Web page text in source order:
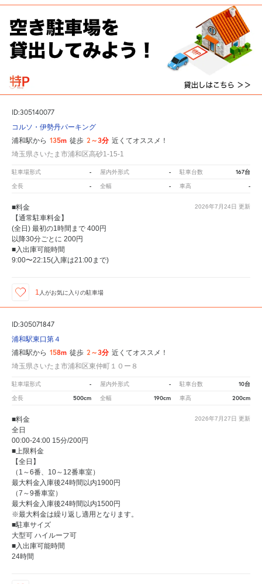
ID:305140077
コルソ・伊勢丹パーキング
浦和駅から 135m 徒歩 2～3分 近くてオススメ！
埼玉県さいたま市浦和区高砂1-15-1
駐車場形式 - 屋内外形式 - 駐車台数 167台
全長 - 全幅 - 車高 -
2026年7月24日 更新
■料金
【通常駐車料金】
(全日) 最初の1時間まで 400円
以降30分ごとに 200円
■入出庫可能時間
9:00〜22:15(入庫は21:00まで)
1 人がお気に入りの駐車場
ID:305071847
浦和駅東口第４
浦和駅から 158m 徒歩 2～3分 近くてオススメ！
埼玉県さいたま市浦和区東仲町１０ー８
駐車場形式 - 屋内外形式 - 駐車台数 10台
全長 500cm 全幅 190cm 車高 200cm
2026年7月27日 更新
■料金
全日
00:00-24:00 15分/200円
■上限料金
【全日】
（1～6番、10～12番車室）
最大料金入庫後24時間以内1900円
（7～9番車室）
最大料金入庫後24時間以内1500円
※最大料金は繰り返し適用となります。
■駐車サイズ
大型可 ハイルーフ可
■入出庫可能時間
24時間